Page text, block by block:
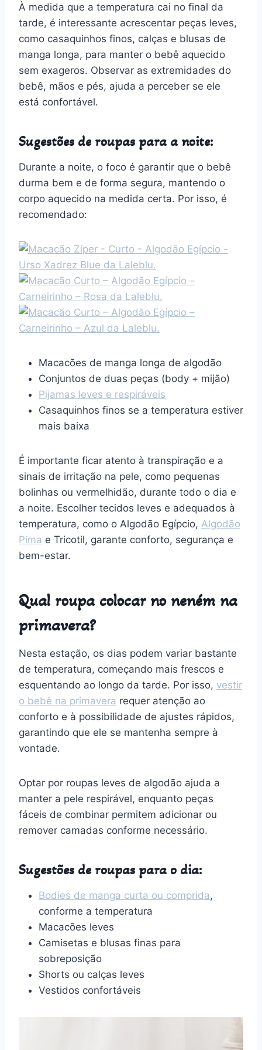
À medida que a temperatura cai no final da
tarde, é interessante acrescentar peças leves,
como casaquinhos finos, calças e blusas de
manga longa, para manter o bebê aquecido
sem exageros. Observar as extremidades do
bebê, mãos e pés, ajuda a perceber se ele
está confortável.
Sugestões de roupas para a noite:
Durante a noite, o foco é garantir que o bebê
durma bem e de forma segura, mantendo o
corpo aquecido na medida certa. Por isso, é
recomendado:
Macacões de manga longa de algodão
Conjuntos de duas peças (body + mijão)
Pijamas leves e respiráveis
Casaquinhos finos se a temperatura estiver
mais baixa
É importante ficar atento à transpiração e a
sinais de irritação na pele, como pequenas
bolinhas ou vermelhidão, durante todo o dia e
a noite. Escolher tecidos leves e adequados à
temperatura, como o Algodão Egípcio, Algodão
Pima e Tricotil, garante conforto, segurança e
bem-estar.
Qual roupa colocar no neném na
primavera?
Nesta estação, os dias podem variar bastante
de temperatura, começando mais frescos e
esquentando ao longo da tarde. Por isso, vestir
o bebê na primavera requer atenção ao
conforto e à possibilidade de ajustes rápidos,
garantindo que ele se mantenha sempre à
vontade.
Optar por roupas leves de algodão ajuda a
manter a pele respirável, enquanto peças
fáceis de combinar permitem adicionar ou
remover camadas conforme necessário.
Sugestões de roupas para o dia:
Bodies de manga curta ou comprida,
conforme a temperatura
Macacões leves
Camisetas e blusas finas para
sobreposição
Shorts ou calças leves
Vestidos confortáveis